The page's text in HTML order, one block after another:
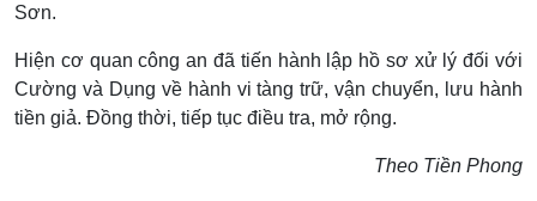
Sơn.
Hiện cơ quan công an đã tiến hành lập hồ sơ xử lý đối với
Cường và Dụng về hành vi tàng trữ, vận chuyển, lưu hành
tiền giả. Đồng thời, tiếp tục điều tra, mở rộng.
Theo Tiền Phong